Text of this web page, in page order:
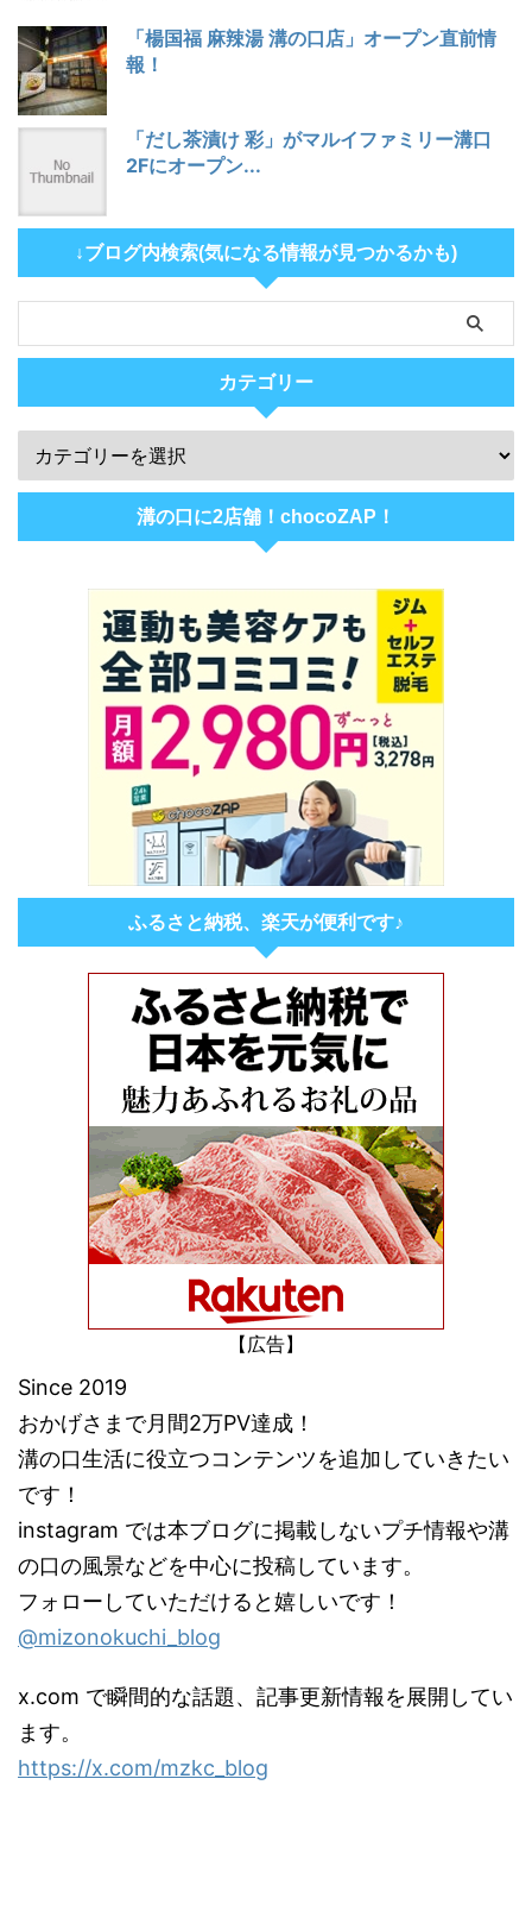
「楊国福 麻辣湯 溝の口店」オープン直前情
報！
「だし茶漬け 彩」がマルイファミリー溝口
2Fにオープン...
↓ブログ内検索(気になる情報が見つかるかも)
カテゴリー
溝の口に2店舗！chocoZAP！
ふるさと納税、楽天が便利です♪
【広告】
Since 2019
おかげさまで月間2万PV達成！
溝の口生活に役立つコンテンツを追加していきたい
です！
instagram では本ブログに掲載しないプチ情報や溝
の口の風景などを中心に投稿しています。
フォローしていただけると嬉しいです！
@mizonokuchi_blog
x.com で瞬間的な話題、記事更新情報を展開してい
ます。
https://x.com/mzkc_blog